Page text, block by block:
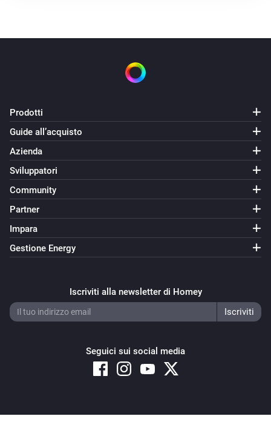
Prodotti
Guide all’acquisto
Azienda
Sviluppatori
Community
Partner
Impara
Gestione Energy
Iscriviti alla newsletter di Homey
Seguici sui social media